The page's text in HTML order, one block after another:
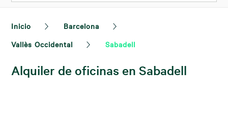
Inicio
Barcelona
Vallès Occidental
Sabadell
Alquiler de oficinas en Sabadell